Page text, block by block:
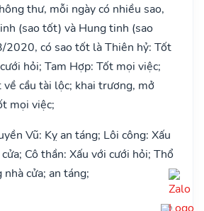
thư, mỗi ngày có nhiều sao,
(sao tốt) và Hung tinh (sao
2020, có sao tốt là Thiên hỷ: Tốt
hỏi; Tam Hợp: Tốt mọi việc;
về cầu tài lộc; khai trương, mở
mọi việc;
Vũ: Kỵ an táng; Lôi công: Xấu
Cô thần: Xấu với cưới hỏi; Thổ
cửa; an táng;